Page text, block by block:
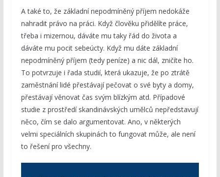
A také to, že základní nepodmíněný příjem nedokáže
nahradit právo na práci. Když člověku přidělíte práce,
třeba i mizernou, dáváte mu taky řád do života a
dáváte mu pocit sebeúcty. Když mu dáte základní
nepodmíněný příjem (tedy peníze) a nic dál, zničíte ho.
To potvrzuje i řada studií, která ukazuje, že po ztrátě
zaměstnání lidé přestávají pečovat o své byty a domy,
přestávají věnovat čas svým blízkým atd. Případové
studie z prostředí skandinávských umělců nepředstavují
něco, čím se dalo argumentovat. Ano, v některých
velmi speciálních skupinách to fungovat může, ale není
to řešení pro všechny.